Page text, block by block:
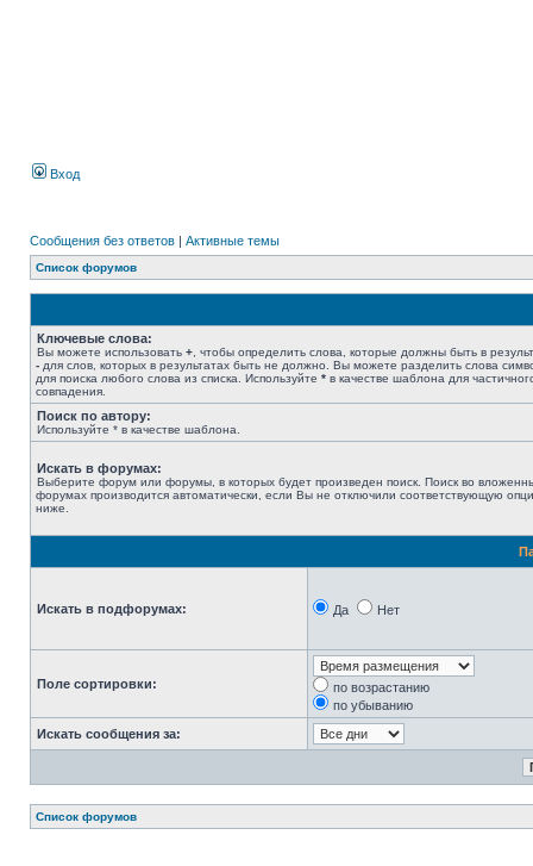
Вход
Сообщения без ответов | Активные темы
Список форумов
Ключевые слова:
Вы можете использовать + , чтобы определить слова, которые должны быть в
- для слов, которых в результатах быть не должно. Вы можете разделить слова
для поиска любого слова из списка. Используйте * в качестве шаблона для
совпадения.
Поиск по автору:
Используйте * в качестве шаблона.
Искать в форумах:
Выберите форум или форумы, в которых будет произведен поиск. Поиск во
форумах производится автоматически, если Вы не отключили соответствующую
ниже.
Искать в подфорумах: Да Нет
Поле сортировки:
по возрастанию
по убыванию
Искать сообщения за:
Список форумов